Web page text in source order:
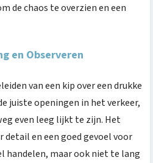
de chaos te overzien en een
en Observeren
van een kip over een drukke
juiste openingen in het verkeer,
even leeg lijkt te zijn. Het
detail en een goed gevoel voor
handelen, maar ook niet te lang